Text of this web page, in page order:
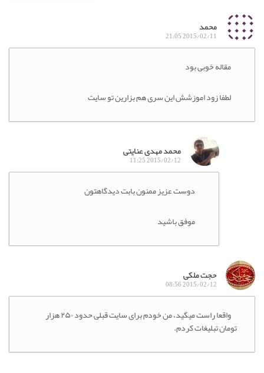
محمد
2015/02/11 21:05
مقاله خوبی بود
لطفا زود اموزشش این سری هم بزارین تو سایت
محمد مهدی عنایتی
2015/02/12 11:25
دوست عزیز ممنون بابت دیدگاهتون
موفق باشید
حجت ملکی
2015/02/12 08:56
واقعا راست میگید، من خودم برای سایت قبلی حدود ۲۵۰ هزار
تومان تبلیغات کردم.